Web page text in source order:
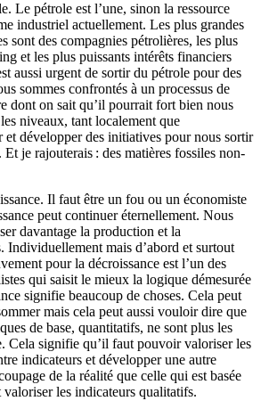
Le pétrole est l’une, sinon la ressource
industriel actuellement. Les plus grandes
sont des compagnies pétrolières, les plus
et les plus puissants intérêts financiers
aussi urgent de sortir du pétrole pour des
sommes confrontés à un processus de
dont on sait qu’il pourrait fort bien nous
niveaux, tant localement que
et développer des initiatives pour nous sortir
je rajouterais : des matières fossiles non-
Il faut être un fou ou un économiste
peut continuer éternellement. Nous
davantage la production et la
Individuellement mais d’abord et surtout
pour la décroissance est l’un des
qui saisit le mieux la logique démesurée
signifie beaucoup de choses. Cela peut
mais cela peut aussi vouloir dire que
de base, quantitatifs, ne sont plus les
Cela signifie qu’il faut pouvoir valoriser les
indicateurs et développer une autre
de la réalité que celle qui est basée
les indicateurs qualitatifs.